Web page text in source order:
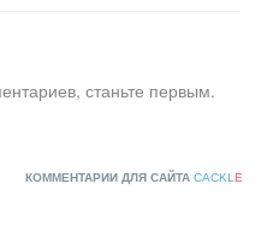
станьте первым.
КОММЕНТАРИИ ДЛЯ САЙТА CACKL E